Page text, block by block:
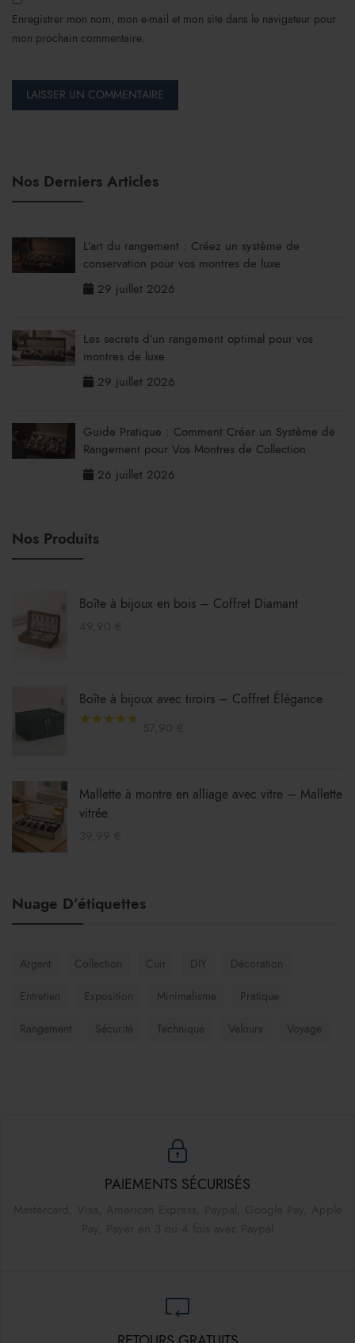
Enregistrer mon nom, mon e-mail et mon site dans le navigateur pour
mon prochain commentaire.
Nos Derniers Articles
L’art du rangement : Créez un système de
conservation pour vos montres de luxe
29 juillet 2026
Les secrets d’un rangement optimal pour vos
montres de luxe
29 juillet 2026
Guide Pratique : Comment Créer un Système de
Rangement pour Vos Montres de Collection
26 juillet 2026
Nos Produits
Boîte à bijoux en bois – Coffret Diamant
Boîte à bijoux avec tiroirs – Coffret Élégance
Mallette à montre en alliage avec vitre – Mallette
vitrée
Nuage D’étiquettes
Argent Collection Cuir DIY Décoration
Entretien Exposition Minimalisme Pratique
Rangement Sécurité Technique Velours Voyage
PAIEMENTS SÉCURISÉS